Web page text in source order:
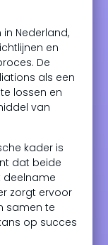
Nederland,
en
De
als een
lossen en
van
kader is
dat beide
deelname
zorgt ervoor
samen te
op succes